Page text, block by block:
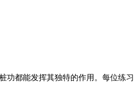
都能发挥其独特的作用。每位练习